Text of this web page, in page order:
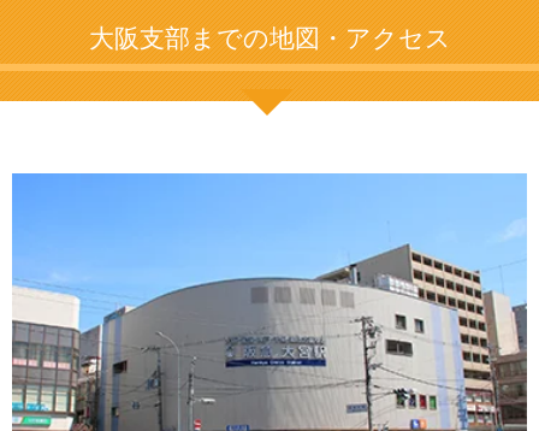
大阪支部までの地図・アクセス